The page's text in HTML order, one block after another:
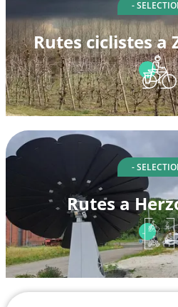
-
Rutes ciclistes a
-
Rutes a